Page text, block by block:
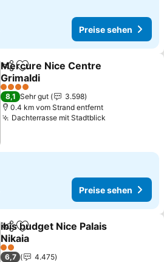
Preise sehen
TeilenZu Favoriten hinzufügen
Mercure Nice Centre
Grimaldi
Preise sehen
4 Sterne
8,1 Sehr gut
3.598
0.4 km vom Strand entfernt
Dachterrasse mit Stadtblick
Preise sehen
TeilenZu Favoriten hinzufügen
ibis budget Nice Palais
Nikaia
Preise sehen
2 Sterne
6,7
4.475